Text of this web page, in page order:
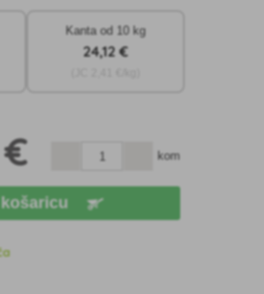
Kanta od 10 kg
24,12 €
kom